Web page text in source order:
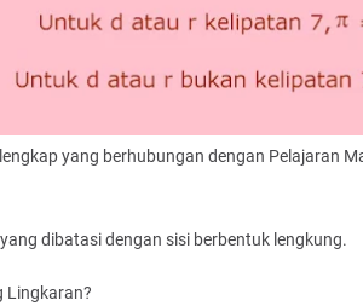
yang berhubungan dengan Pelajaran
dibatasi dengan sisi berbentuk lengkung.
Lingkaran?